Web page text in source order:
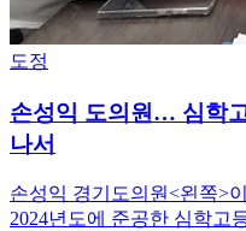
도정
손성익 도의원… 심학
나서
손성익 경기도의원<왼쪽>
2024년도에 준공한 심학고